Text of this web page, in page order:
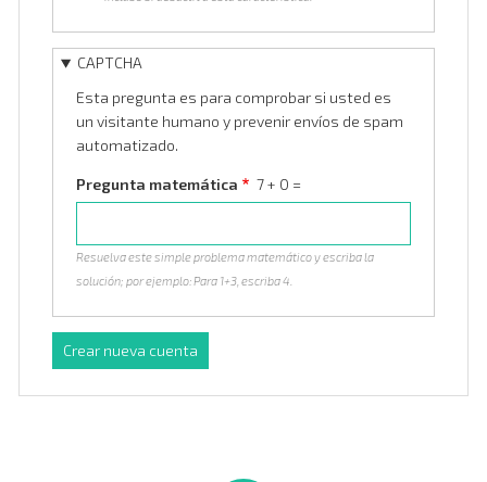
CAPTCHA
Esta pregunta es para comprobar si usted es
un visitante humano y prevenir envíos de spam
automatizado.
Pregunta matemática 7 + 0 =
Resuelva este simple problema matemático y escriba la
solución; por ejemplo: Para 1+3, escriba 4.